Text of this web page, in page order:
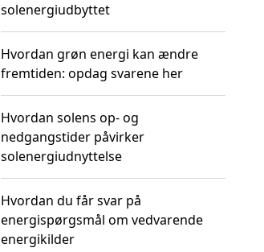
solenergiudbyttet
Hvordan grøn energi kan ændre
fremtiden: opdag svarene her
Hvordan solens op- og
nedgangstider påvirker
solenergiudnyttelse
Hvordan du får svar på
energispørgsmål om vedvarende
energikilder